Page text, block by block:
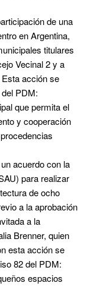
de una
en Argentina,
titulares
Vecinal 2 y a
acción se
PDM:
que permita el
y cooperación
acuerdo con la
para realizar
de ocho
a la aprobación
a la
Brenner, quien
esta acción se
82 del PDM:
espacios